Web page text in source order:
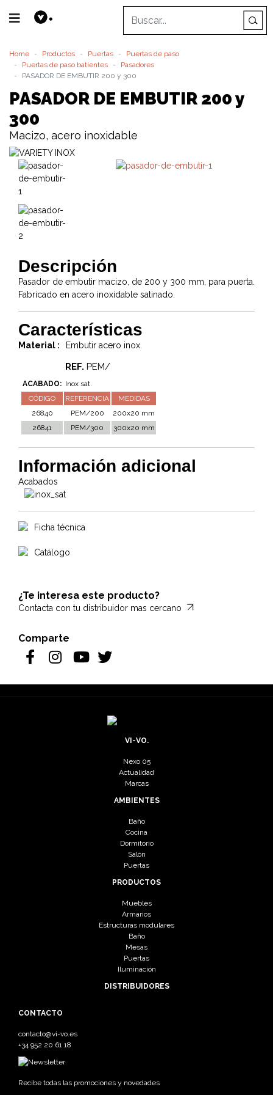
Home Productos Puertas
Puertas de paso
Puertas de paso batientes
Pasadores
PASADOR DE EMBUTIR 200 y 300
PASADOR DE EMBUTIR 200 y
300
Macizo, acero inoxidable
Descripción
Pasador de embutir macizo, de 200 y 300 mm, para puerta.
Fabricado en acero inoxidable satinado.
Características
Material : Embutir acero inox.
REF. PEM/
ACABADO: Inox sat.
CÓDIGO
REFERENCIA
MEDIDAS
26840
PEM/200
200x20 mm
26841
PEM/300 300x20 mm
Información adicional
Acabados
Ficha técnica
Catálogo
¿Te interesa este producto?
Contacta con tu distribuidor mas cercano
Comparte
VI-VO.
Nexo 05
Actualidad
Marcas
AMBIENTES
Baño
Cocina
Dormitorio
Salón
Puertas
PRODUCTOS
Muebles
Armarios
Estructuras modulares
Baño
Mesas
Puertas
Iluminación
DISTRIBUIDORES
CONTACTO
contacto@vi-vo.es
+34 952 20 61 18
Recibe todas las promociones y novedades